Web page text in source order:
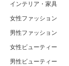
インテリア・家具
女性ファッション
男性ファッション
女性ビューティー
男性ビューティー